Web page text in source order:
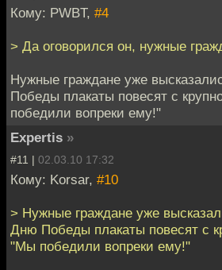
Кому: PWBT, #4
> Да оговорился он, нужные
Нужные граждане уже
Победы плакаты повесят с
победили вопреки ему!"
Expertis »
#11 | 02.03.10 17:32
Кому: Korsar, #10
> Нужные граждане уже
Дню Победы плакаты повесят с
"Мы победили вопреки ему!"